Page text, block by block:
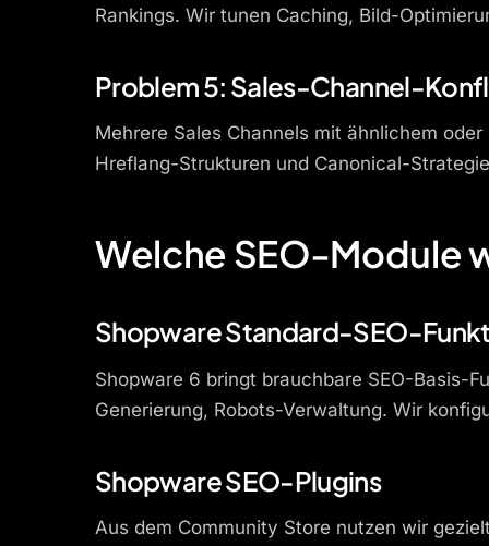
Rankings. Wir tunen Caching, Bild-
Problem 5: Sales-Channel-
Mehrere Sales Channels mit ähnlichem
Hreflang-Strukturen und Canonical-
Welche SEO-Module
Shopware Standard-SEO-
Shopware 6 bringt brauchbare SEO-Basis-
Generierung, Robots-Verwaltung. Wir
Shopware SEO-Plugins
Aus dem Community Store nutzen wir